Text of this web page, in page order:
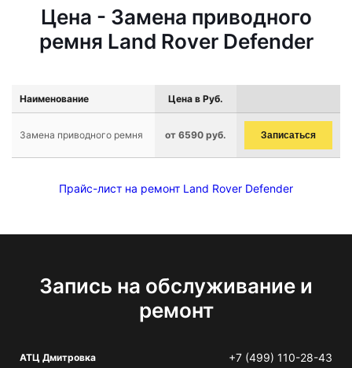
Цена - Замена приводного
ремня Land Rover Defender
Наименование Цена в Руб.
Замена приводного ремня от 6590 руб. Записаться
Прайс-лист на ремонт Land Rover Defender
Запись на обслуживание и
ремонт
АТЦ Дмитровка +7 (499) 110-28-43